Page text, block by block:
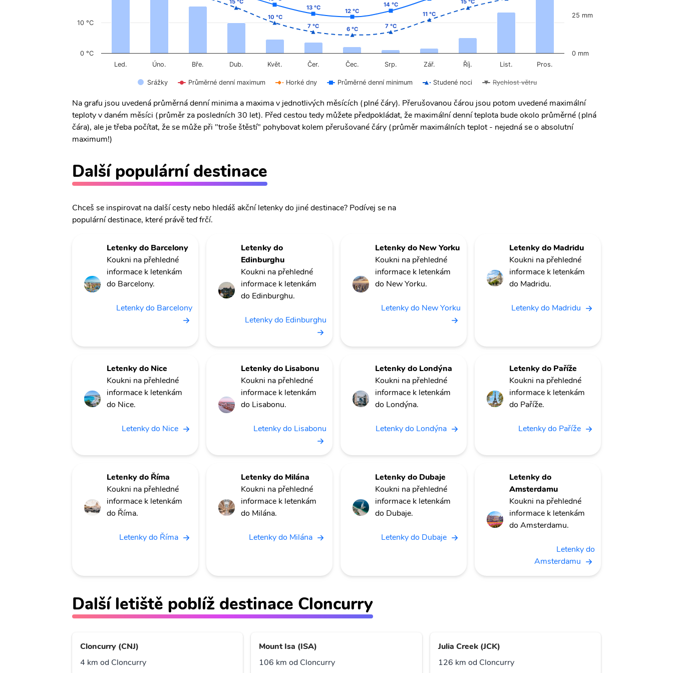
13 °C
13 °C 12 °C
12 °C
14 °C
14 °C
15 °C
15 °C
10 °C
10 °C
7 °C
7 °C 6 °C
6 °C 7 °C
7 °C
11 °C
11 °C
15 °C
15 °C
Srážky Průměrné denní maximum Horké dny Průměrné denní minimum Studené noci Rychlost větru
Led. Úno. Bře. Dub. Květ. Čer. Čec. Srp. Zář. Říj. List. Pros.
0 °C
10 °C
0 mm
25 mm
Na grafu jsou uvedená průměrná denní minima a maxima v jednotlivých měsících (plné čáry). Přerušovanou čárou jsou potom uvedené maximální
teploty v daném měsíci (průměr za posledních 30 let). Před cestou tedy můžete předpokládat, že maximální denní teplota bude okolo průměrné (plná
čára), ale je třeba počítat, že se může při "troše štěstí" pohybovat kolem přerušované čáry (průměr maximálních teplot - nejedná se o absolutní
maximum!)
Další populární destinace
Chceš se inspirovat na další cesty nebo hledáš akční letenky do jiné destinace? Podívej se na
populární destinace, které právě teď frčí.
Letenky do Barcelony
Koukni na přehledné
informace k letenkám
do Barcelony.
Letenky do Barcelony
Letenky do
Edinburghu
Koukni na přehledné
informace k letenkám
do Edinburghu.
Letenky do Edinburghu
Letenky do New Yorku
Koukni na přehledné
informace k letenkám
do New Yorku.
Letenky do New Yorku
Letenky do Madridu
Koukni na přehledné
informace k letenkám
do Madridu.
Letenky do Madridu
Letenky do Nice
Koukni na přehledné
informace k letenkám
do Nice.
Letenky do Nice
Letenky do Lisabonu
Koukni na přehledné
informace k letenkám
do Lisabonu.
Letenky do Lisabonu
Letenky do Londýna
Koukni na přehledné
informace k letenkám
do Londýna.
Letenky do Londýna
Letenky do Paříže
Koukni na přehledné
informace k letenkám
do Paříže.
Letenky do Paříže
Letenky do Říma
Koukni na přehledné
informace k letenkám
do Říma.
Letenky do Říma
Letenky do Milána
Koukni na přehledné
informace k letenkám
do Milána.
Letenky do Milána
Letenky do Dubaje
Koukni na přehledné
informace k letenkám
do Dubaje.
Letenky do Dubaje
Letenky do
Amsterdamu
Koukni na přehledné
informace k letenkám
do Amsterdamu.
Letenky do
Amsterdamu
Další letiště poblíž destinace Cloncurry
Cloncurry (CNJ)
4 km od Cloncurry
Mount Isa (ISA)
106 km od Cloncurry
Julia Creek (JCK)
126 km od Cloncurry